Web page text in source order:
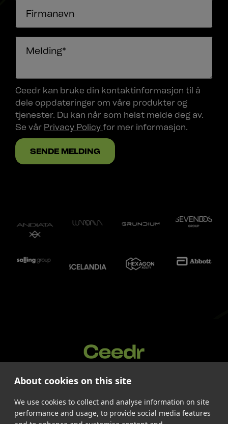
Ceedr kan bruke din kontaktinformasjon til å
dele oppdateringer om våre produkter og
tjenester. Du kan når som helst melde deg av.
Se vår Privacy Policyfor mer informasjon.
Tjenester
Cases
Byrå
About cookies on this site
We use cookies to collect and analyse information on site
performance and usage, to provide social media features